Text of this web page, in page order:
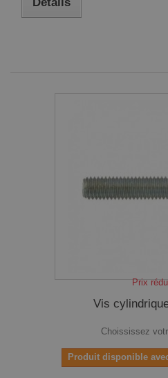
Prix
Vis
Choississez
Produit disponible